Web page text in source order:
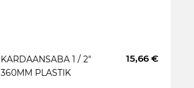
KARDAANSABA 1 / 2"
360MM PLASTIK
15,66 €